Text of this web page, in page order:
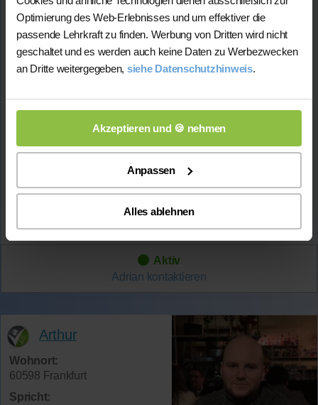
Optimierung des Web-Erlebnisses und um effektiver die
passende Lehrkraft zu finden. Werbung von Dritten wird nicht
geschaltet und es werden auch keine Daten zu Werbezwecken
an Dritte weitergegeben, siehe Datenschutzhinweis.
Akzeptieren und 🍪 nehmen
Anpassen
Alles ablehnen
Studium:Humanmedizin, Friedrich-Schiller-
Universität Jena
Abiturdurchschnitt:1,0
Physik-Notein der Oberstufe: 1.00
Lehrerfahrung:
5 Jahre Unterrichtserfahrung
Haterfolgreich 45 Stundenüber Nachhilfe-Team.net
unterrichtet undsehr positives Feedbackvon
bisherigen Schüler*innen erhalten
Mehr Infos
(5.0 / 5)
Aktiv
Adrian kontaktieren
Arthur
Wohnort:
60598 Frankfurt
Spricht: